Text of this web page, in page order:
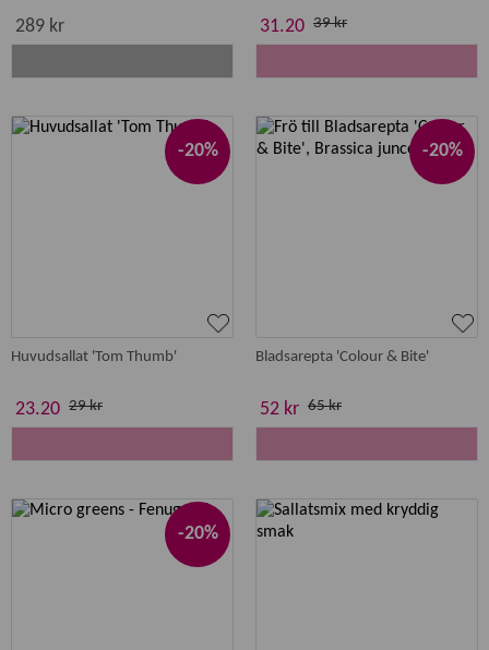
289 kr 31.20 39 kr
-20%
Huvudsallat 'Tom Thumb'
23.20 29 kr
-20%
Bladsarepta 'Colour & Bite'
52 kr 65 kr
-20%